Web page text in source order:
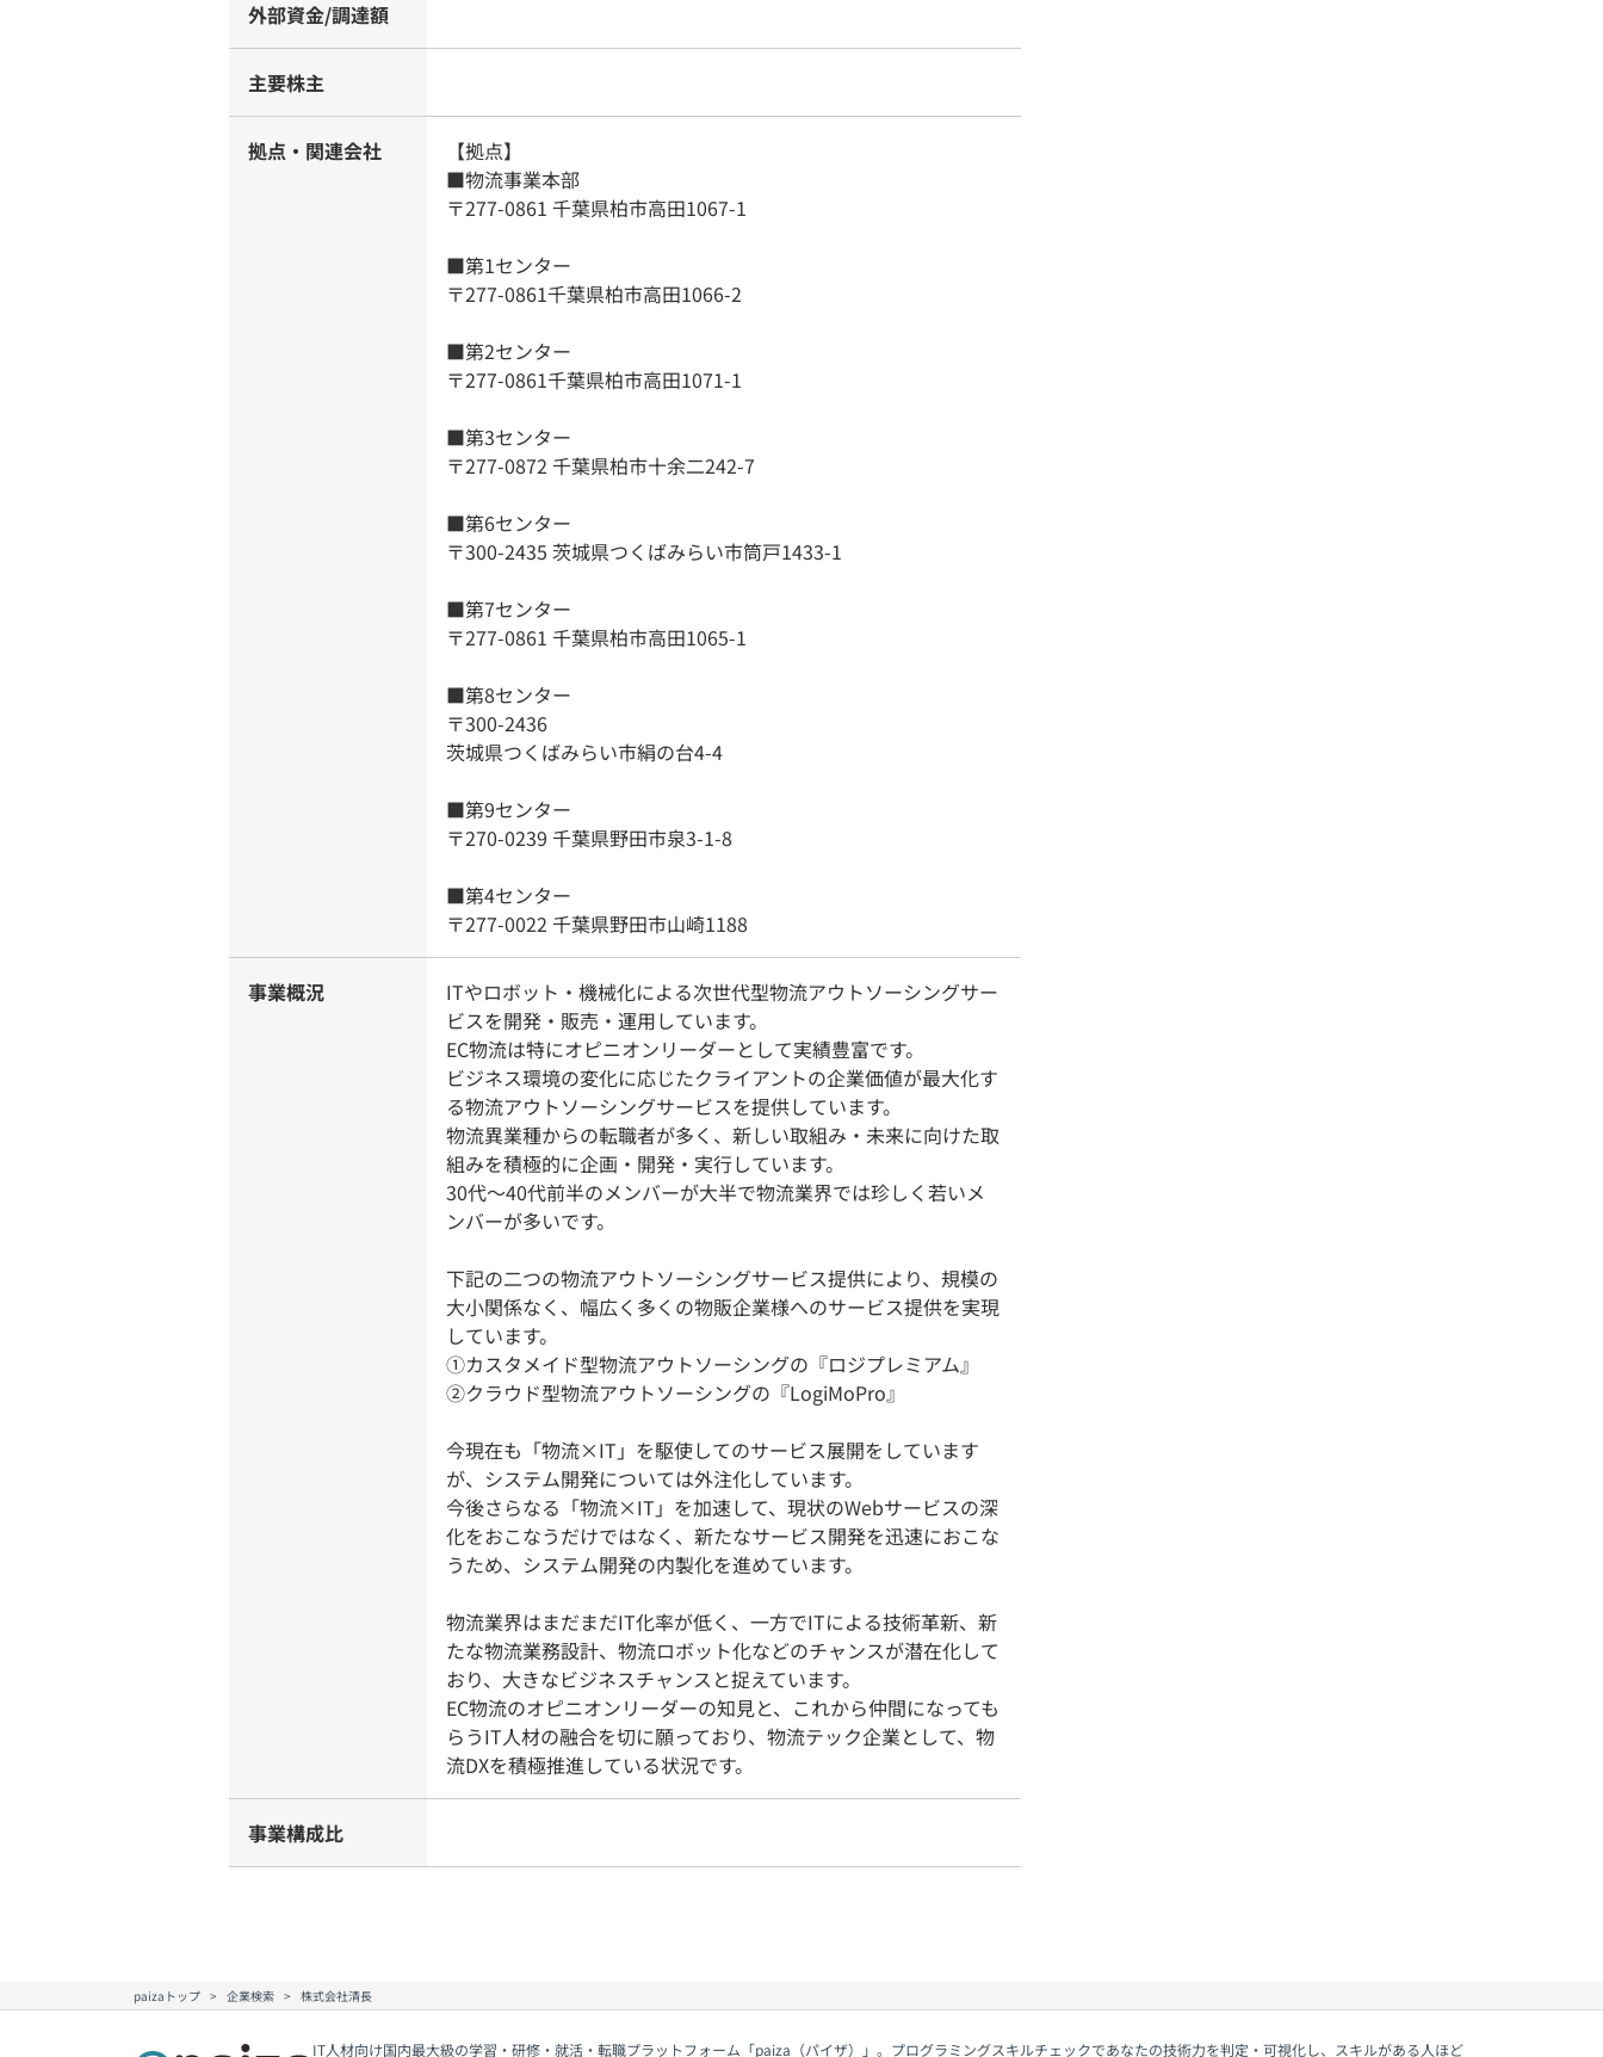
外部資金/調達額
主要株主
拠点・関連会社
【拠点】
■物流事業本部
〒277-0861 千葉県柏市高田1067-1
■第1センター
〒277-0861千葉県柏市高田1066-2
■第2センター
〒277-0861千葉県柏市高田1071-1
■第3センター
〒277-0872 千葉県柏市十余二242-7
■第6センター
〒300-2435 茨城県つくばみらい市筒戸1433-1
■第7センター
〒277-0861 千葉県柏市高田1065-1
■第8センター
〒300-2436
茨城県つくばみらい市絹の台4-4
■第9センター
〒270-0239 千葉県野田市泉3-1-8
■第4センター
〒277-0022 千葉県野田市山崎1188
事業概況
ITやロボット・機械化による次世代型物流アウトソーシングサー
ビスを開発・販売・運用しています。
EC物流は特にオピニオンリーダーとして実績豊富です。
ビジネス環境の変化に応じたクライアントの企業価値が最大化す
る物流アウトソーシングサービスを提供しています。
物流異業種からの転職者が多く、新しい取組み・未来に向けた取
組みを積極的に企画・開発・実行しています。
30代～40代前半のメンバーが大半で物流業界では珍しく若いメ
ンバーが多いです。
下記の二つの物流アウトソーシングサービス提供により、規模の
大小関係なく、幅広く多くの物販企業様へのサービス提供を実現
しています。
①カスタメイド型物流アウトソーシングの『ロジプレミアム』
②クラウド型物流アウトソーシングの『LogiMoPro』
今現在も「物流×IT」を駆使してのサービス展開をしています
が、システム開発については外注化しています。
今後さらなる「物流×IT」を加速して、現状のWebサービスの深
化をおこなうだけではなく、新たなサービス開発を迅速におこな
うため、システム開発の内製化を進めています。
物流業界はまだまだIT化率が低く、一方でITによる技術革新、新
たな物流業務設計、物流ロボット化などのチャンスが潜在化して
おり、大きなビジネスチャンスと捉えています。
EC物流のオピニオンリーダーの知見と、これから仲間になっても
らうIT人材の融合を切に願っており、物流テック企業として、物
流DXを積極推進している状況です。
事業構成比
paizaトップ 企業検索 株式会社清長
IT人材向け国内最大級の学習・研修・就活・転職プラットフォーム「paiza（パイザ）」。プログラミングスキルチェックであなたの技術力を判定・可視化し、スキルがある人ほど